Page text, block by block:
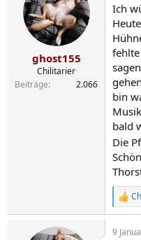
i
o
n
e
n
:
ghost155
Chilitarier
Beiträge
2.066
Ich
bin
bald
Die
R
e
k
9